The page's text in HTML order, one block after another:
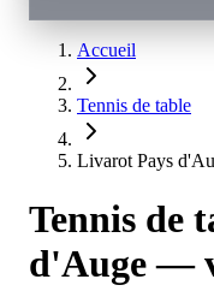
Accueil
Tennis de table
Livarot Pays
Tennis de
d'Auge—